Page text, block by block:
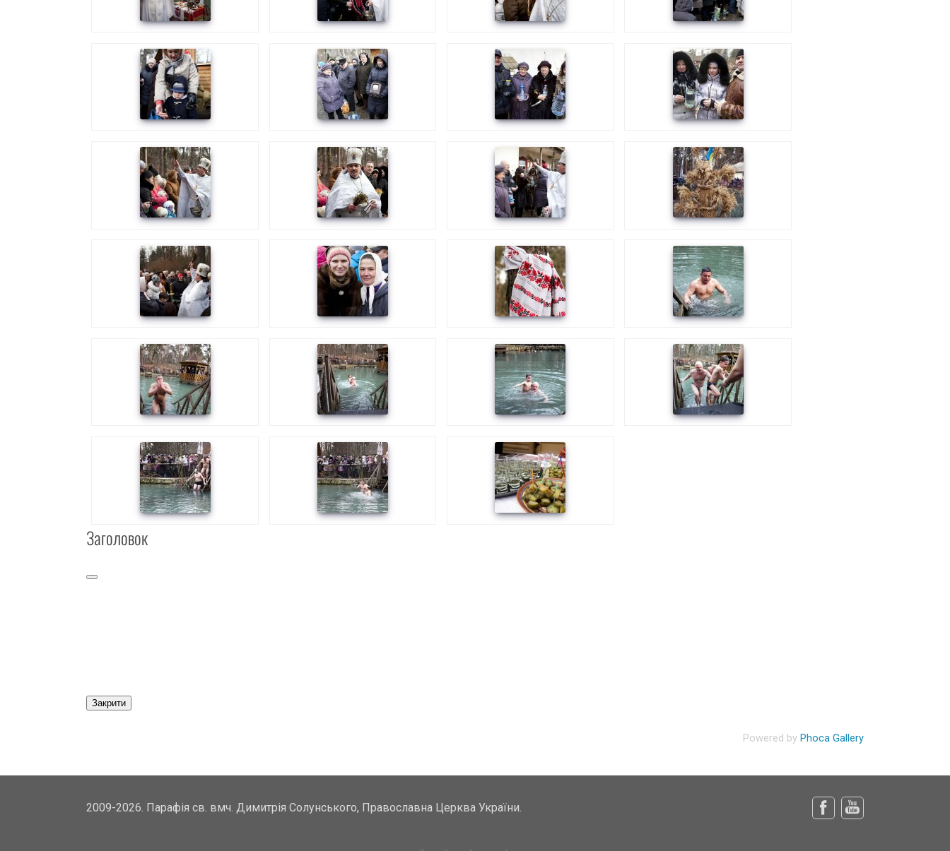
Заголовок
Закрити
Powered by Phoca Gallery
2009-2026. Парафія св. вмч. Димитрія Солунського, Православна Церква України.